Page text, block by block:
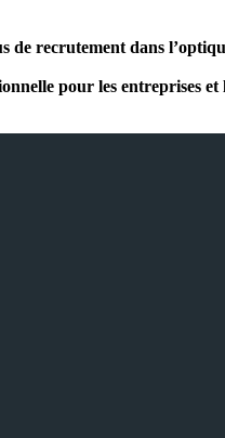
de recrutement dans
pour les entreprises et